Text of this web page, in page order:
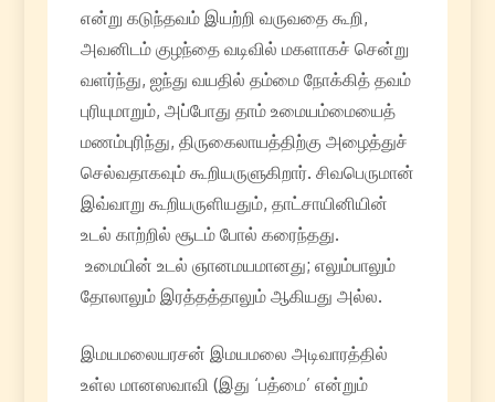
என்று கடுந்தவம் இயற்றி வருவதை கூறி,
அவனிடம் குழந்தை வடிவில் மகளாகச் சென்று
வளர்ந்து, ஐந்து வயதில் தம்மை நோக்கித் தவம்
புரியுமாறும், அப்போது தாம் உமையம்மையைத்
மணம்புரிந்து, திருகைலாயத்திற்கு அழைத்துச்
செல்வதாகவும் கூறியருளுகிறார். சிவபெருமான்
இவ்வாறு கூறியருளியதும், தாட்சாயினியின்
உடல் காற்றில் சூடம் போல் கரைந்தது.
உமையின் உடல் ஞானமயமானது; எலும்பாலும்
தோலாலும் இரத்தத்தாலும் ஆகியது அல்ல.
இமயமலையரசன் இமயமலை அடிவாரத்தில்
உள்ல மானஸவாவி (இது ‘பத்மை’ என்றும்